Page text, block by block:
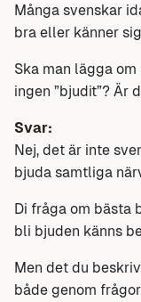
Många svenskar
bra eller känner
Ska man lägga
ingen ”bjudit”? Är
Svar:
Nej, det är inte
bjuda samtliga
Di fråga om bästa
bli bjuden känns
Men det du
både genom